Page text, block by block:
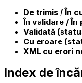
De trimis / În
În validare / În
Validată
Cu eroare
XML cu erori
Index de